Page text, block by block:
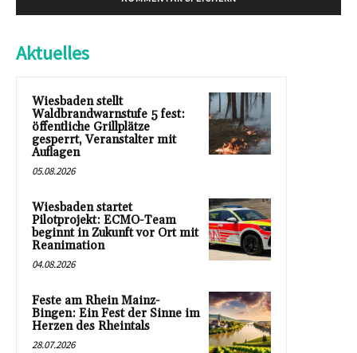
Aktuelles
Wiesbaden stellt
Waldbrandwarnstufe 5 fest:
öffentliche Grillplätze
gesperrt, Veranstalter mit
Auflagen
05.08.2026
Wiesbaden startet
Pilotprojekt: ECMO-Team
beginnt in Zukunft vor Ort mit
Reanimation
04.08.2026
Feste am Rhein Mainz-
Bingen: Ein Fest der Sinne im
Herzen des Rheintals
28.07.2026